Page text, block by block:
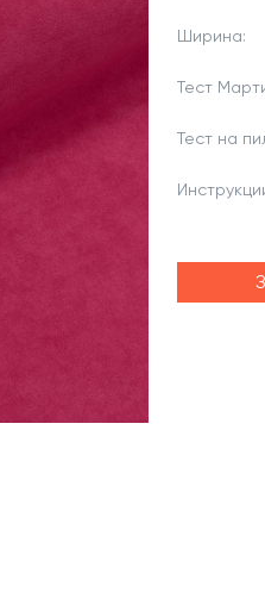
Ширина:
Тест
Тест на